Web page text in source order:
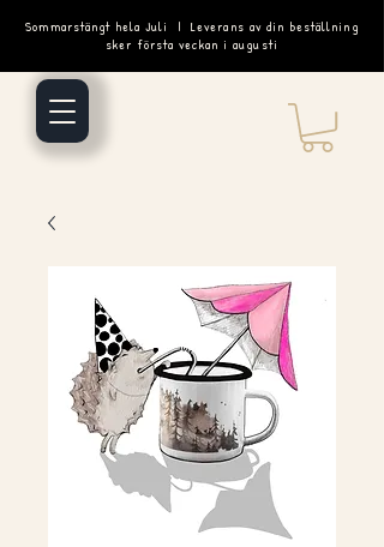
Sommarstängt hela Juli | Leverans av din beställning
sker första veckan i augusti